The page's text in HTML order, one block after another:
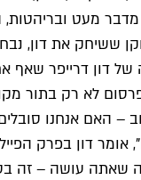
מעט ובריהטות,
את דון,
של דון דרייפר
לא רק בתור
אנחנו
אומר דון
עושה – זה